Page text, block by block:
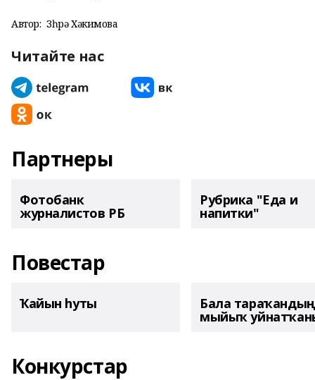
Автор: Зөһрә Хәкимова
Читайте нас
Партнеры
Фотобанк
журналистов РБ
Рубрика "Еда и
напитки"
Повестар
Ҡайын һуты Бала тараҡандың
мыйыҡ
Конкурстар